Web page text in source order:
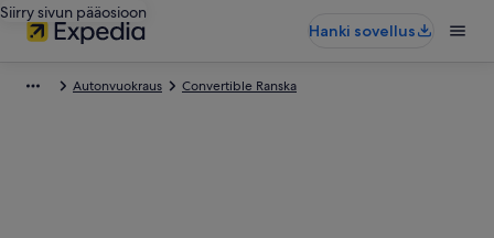
Siirry sivun pääosioon
Hanki sovellus
Autonvuokraus Convertible Ranska